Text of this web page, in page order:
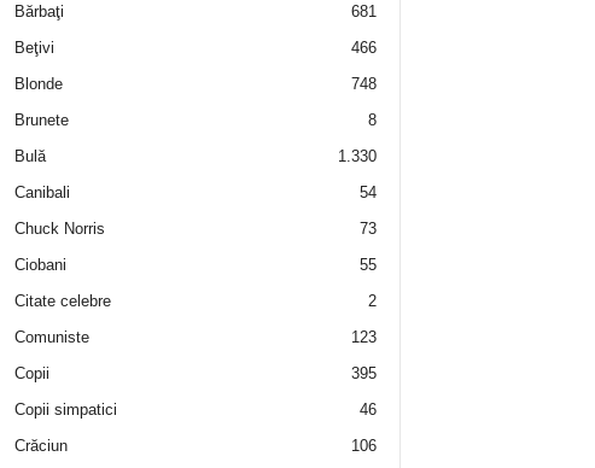
Bărbaţi
681
Beţivi
466
Blonde
748
Brunete
8
Bulă
1.330
Canibali
54
Chuck Norris
73
Ciobani
55
Citate celebre
2
Comuniste
123
Copii
395
Copii simpatici
46
Crăciun
106